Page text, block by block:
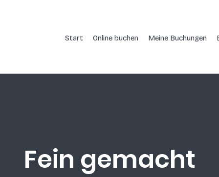
Start Online buchen Meine Buchungen
Fein gemacht